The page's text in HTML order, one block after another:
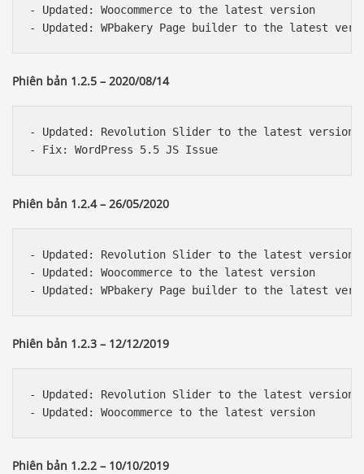
- Updated: Woocommerce to the latest version
Phiên bản 1.2.5 – 2020/08/14
- Updated: Revolution Slider to the latest version
Phiên bản 1.2.4 – 26/05/2020
- Updated: Revolution Slider to the latest version
- Updated: Woocommerce to the latest version
Phiên bản 1.2.3 – 12/12/2019
- Updated: Revolution Slider to the latest version
Phiên bản 1.2.2 – 10/10/2019